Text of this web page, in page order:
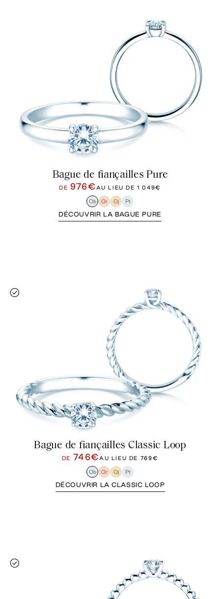
Bague de fiançailles Pure
DE 976€AU LIEU DE1 049€
Ob Or Oj Pt
DÉCOUVRIR LA BAGUE PURE
Bague de fiançailles Classic Loop
DE 746€AU LIEU DE 769€
Ob Or Oj Pt
DÉCOUVRIR LA CLASSIC LOOP